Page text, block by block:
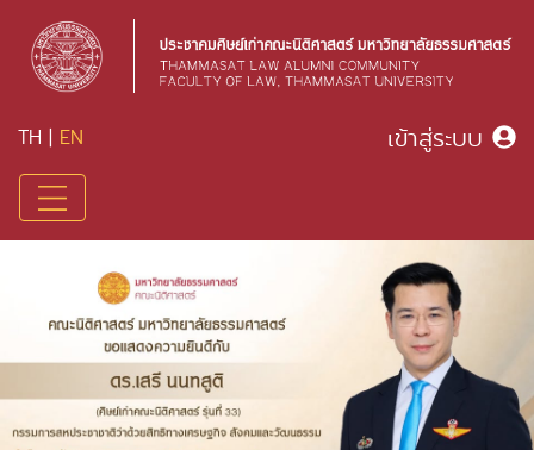
TH | EN เข้าสู่ระบบ